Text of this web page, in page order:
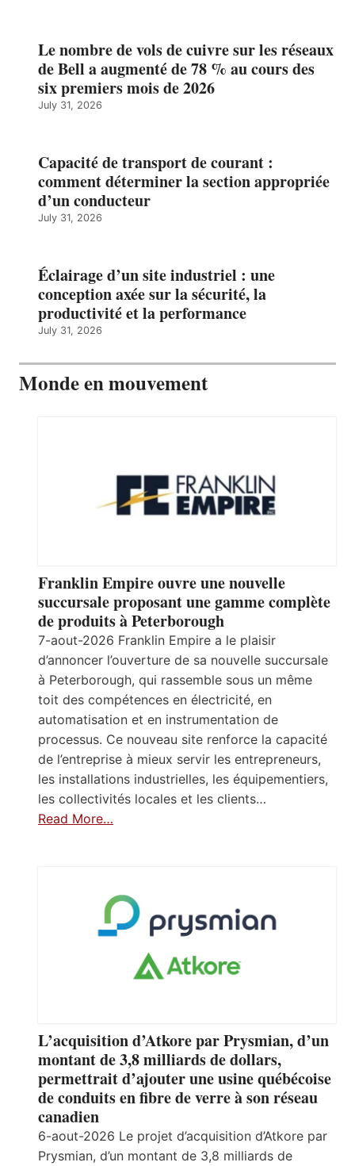
Le nombre de vols de cuivre sur les réseaux
de Bell a augmenté de 78 % au cours des
six premiers mois de 2026
July 31, 2026
Capacité de transport de courant :
comment déterminer la section appropriée
d’un conducteur
July 31, 2026
Éclairage d’un site industriel : une
conception axée sur la sécurité, la
productivité et la performance
July 31, 2026
Monde en mouvement
Franklin Empire ouvre une nouvelle
succursale proposant une gamme complète
de produits à Peterborough
7-aout-2026 Franklin Empire a le plaisir
d’annoncer l’ouverture de sa nouvelle succursale
à Peterborough, qui rassemble sous un même
toit des compétences en électricité, en
automatisation et en instrumentation de
processus. Ce nouveau site renforce la capacité
de l’entreprise à mieux servir les entrepreneurs,
les installations industrielles, les équipementiers,
les collectivités locales et les clients…
Read More…
L’acquisition d’Atkore par Prysmian, d’un
montant de 3,8 milliards de dollars,
permettrait d’ajouter une usine québécoise
de conduits en fibre de verre à son réseau
canadien
6-aout-2026 Le projet d’acquisition d’Atkore par
Prysmian, d’un montant de 3,8 milliards de